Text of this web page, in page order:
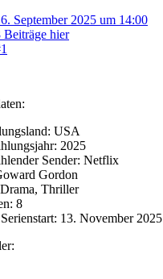
September 2025 um 14:00
Beiträge hier
USA
2025
Sender: Netflix
Gordon
Thriller
8
13. November 2025